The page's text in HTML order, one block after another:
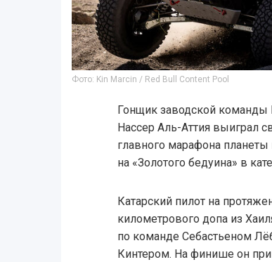
Фото: Kin Marcin / Red Bull Content Pool
Гонщик заводской команды
Нассер Аль-Аттия выиграл
главного марафона планеты
на «Золотого бедуина» в
Катарский пилот на
километрового допа из
по команде Себастьеном
Кинтером. На финише он